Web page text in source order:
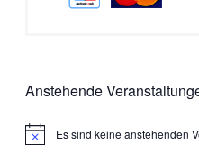
Anstehende
Es sind keine anstehenden